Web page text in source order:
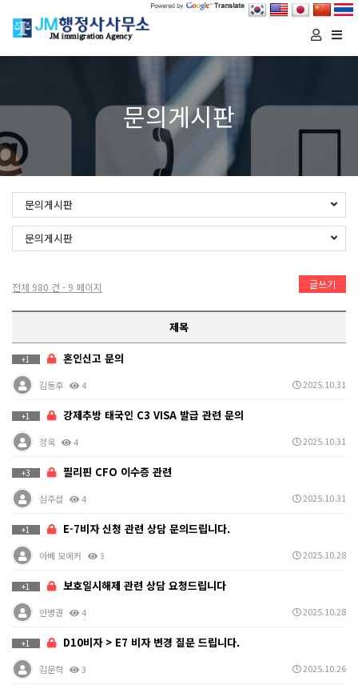
문의게시판
문의게시판
문의게시판
전체 980 건 - 9 페이지 글쓰기
제목
+1 혼인신고 문의
김동후 4 2025.10.31
+1 강제추방 태국인 C3 VISA 발급 관련 문의
정욱 4 2025.10.31
+3 필리핀 CFO 이수증 관련
심주섭 4 2025.10.31
+1 E-7비자 신청 관련 상담 문의드립니다.
아베 모에커 3 2025.10.28
+1 보호일시해제 관련 상담 요청드립니다
안병권 4 2025.10.28
+1 D10비자 > E7 비자 변경 질문 드립니다.
김문혁 3 2025.10.26